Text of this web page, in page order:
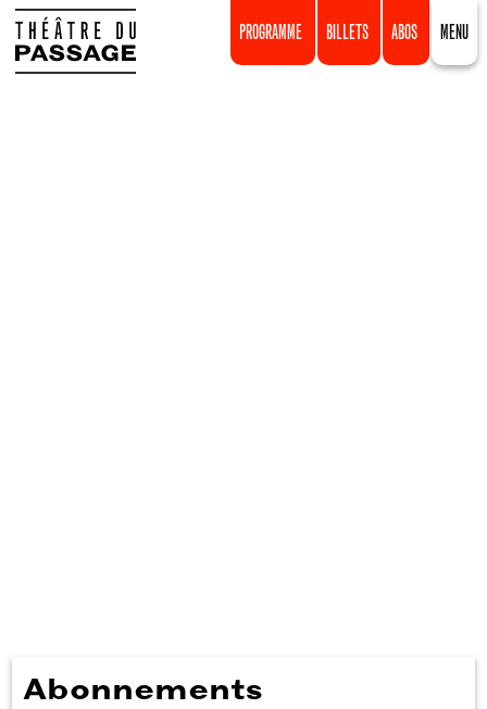
PROGRAMME BILLETS ABOS MENU
Abonnements